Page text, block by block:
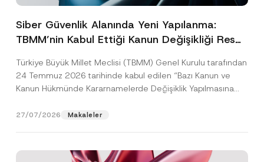
Siber Güvenlik Alanında Yeni Yapılanma:
TBMM’nin Kabul Ettiği Kanun Değişikliği Resmî
Türkiye Büyük Millet Meclisi (TBMM) Genel Kurulu tarafından
24 Temmuz 2026 tarihinde kabul edilen “Bazı Kanun ve
Kanun Hükmünde Kararnamelerde Değişiklik Yapılmasına
27/07/2026 Makaleler